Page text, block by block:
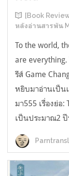
[Book
หลังอ่านสารพัน
To the world,
are everything.
รีส์ Game
หยิบมาอ่านเป็น
มา555 เรื่องย่อ:
เป็นประมาณ2 ปี